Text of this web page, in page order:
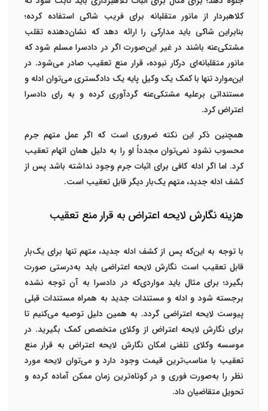
کلاهبردار از مانور متقلبانه برای فریب شاکی استفاده کرده؛
بنابراین شاکی باید مدارکی را ارائه دهد که نشان‌دهنده تقلب
مشتکی‌عنه باشند در غیر این‌صورت اگر در دادسرا مسلم شود که
مانور متقلبانه‌ای درکار نبوده، قرار منع تعقیب صادر می‌شود. در
این‌موارد تنها با کمک یک وکیل پایه یک دادگستری می‌توان ادله و
مستنداتی برعلیه مشتکی‌عنه گردآوری کرده و به رای دادسرا
اعتراض کرد.
همچنین ذکر این نکته ضروری است که اگر عمل متهم جرم
محسوب نشود نمی‌توان مجدداً او را به دلیل همان اتهام تعقیب
کرد. اما اگر ادله کافی برای اثبات جرم وجود نداشته باشد پس از
کشف ادله جدید، متهم یک‌بار دیگر قابل تعقیب است.
هزینه نگارش لایحه اعتراض به قرار منع تعقیب
با توجه به این‌که پس از کشف ادله جدید، متهم تنها برای یک‌بار
قابل تعقیب است نگارش لایحه اعتراضی باید به‌درستی صورت
بگیرد؛ برای مثال باید مواردی‌که در دادسرا به آن توجه نشده
برجسته شود و ادله و مستندات جدید به همراه مستندات قبلی
پیوست لایحه اعتراضی گردد. به همین دلیل توصیه می‌کنیم تا
برای نگارش لایحه اعتراض از وکلای متخصص کمک بگیرید. در
موسسه وکلای تلفنی امکان نگارش لایحه اعتراض به قرار منع
تعقیب با مناسب‌ترین قیمت وجود دارد و می‌توان لایحه مورد
نظر را به‌صورت فوری و در کوتاه‌ترین زمان ممکن آماده کرده و
تحویل متقاضیان داد.